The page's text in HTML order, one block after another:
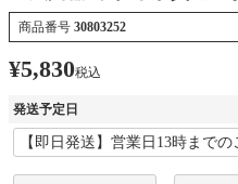
商品番号 30803252
¥5,830税込
発送予定日